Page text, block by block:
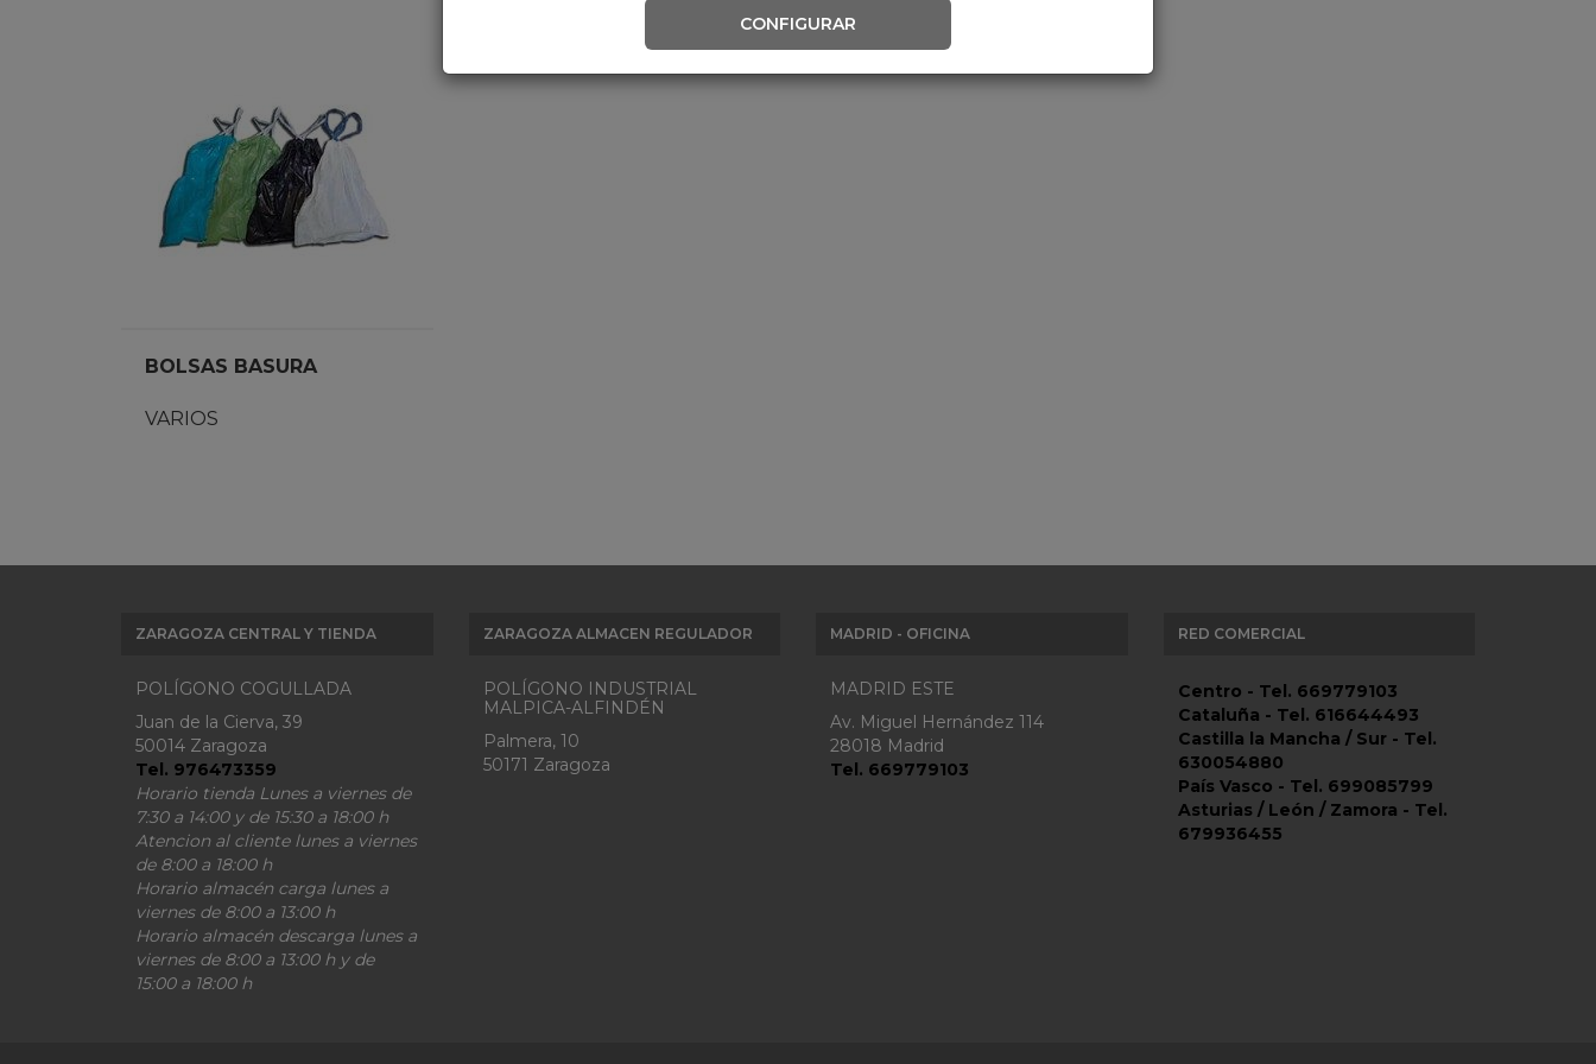
BOLSAS BASURA
VARIOS
ZARAGOZA CENTRAL Y TIENDA
POLÍGONO COGULLADA
Juan de la Cierva, 39
50014 Zaragoza
Tel. 976473359
Horario tienda Lunes a viernes de
7:30 a 14:00 y de 15:30 a 18:00 h
Atencion al cliente lunes a viernes
de 8:00 a 18:00 h
Horario almacén carga lunes a
viernes de 8:00 a 13:00 h
Horario almacén descarga lunes a
viernes de 8:00 a 13:00 h y de
15:00 a 18:00 h
ZARAGOZA ALMACEN REGULADOR
POLÍGONO INDUSTRIAL
MALPICA-ALFINDÉN
Palmera, 10
50171 Zaragoza
MADRID - OFICINA
MADRID ESTE
Av. Miguel Hernández 114
28018 Madrid
Tel. 669779103
RED COMERCIAL
Centro - Tel. 669779103
Cataluña - Tel. 616644493
Castilla la Mancha / Sur - Tel.
630054880
País Vasco - Tel. 699085799
Asturias / León / Zamora - Tel.
679936455
CONFIGURAR